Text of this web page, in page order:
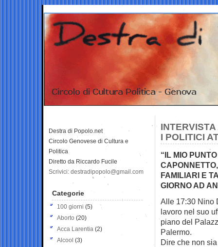
I POLITICI
“IL MIO
FAMILIARI E
GIORNO AD
Alle 17:30 Nino
lavoro nel suo
piano del
Palermo.
Dire che non
Destra di Popolo.net
Circolo Genovese di Cultura e
Politica
Diretto da Riccardo Fucile
Scrivici: destradipopolo@gmail.com
Categorie
100 giorni (5)
Aborto (20)
Acca Larentia (2)
Alcool (3)